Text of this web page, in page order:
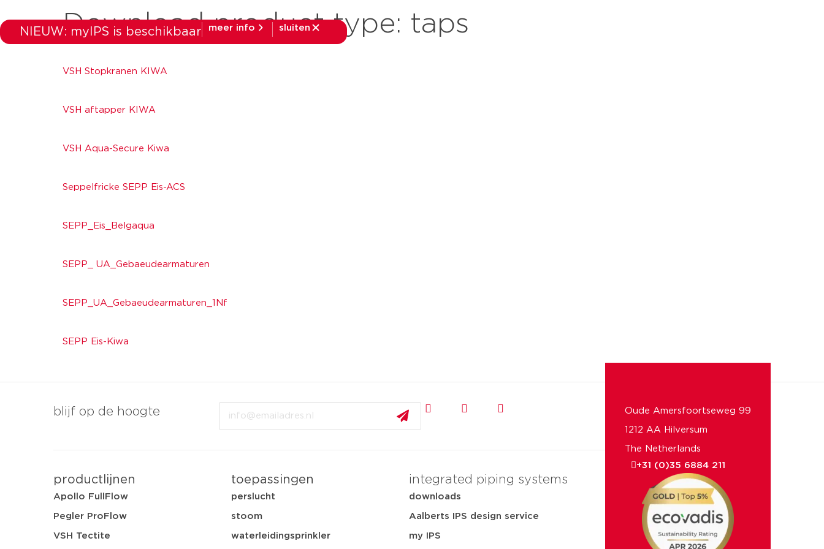
NIEUW: myIPS is beschikbaar meer info
sluiten
Download product type: taps
VSH Stopkranen KIWA
VSH aftapper KIWA
VSH Aqua-Secure Kiwa
Seppelfricke SEPP Eis-ACS
SEPP_Eis_Belgaqua
SEPP_ UA_Gebaeudearmaturen
SEPP_UA_Gebaeudearmaturen_1Nf
SEPP Eis-Kiwa
blijf op de hoogte
productlijnen
Apollo FullFlow
Pegler ProFlow
VSH Tectite
toepassingen
perslucht
stoom
waterleidingsprinkler
integrated piping systems
downloads
Aalberts IPS design service
my IPS
Oude Amersfoortseweg 99
1212 AA Hilversum
The Netherlands
+31 (0)35 6884 211